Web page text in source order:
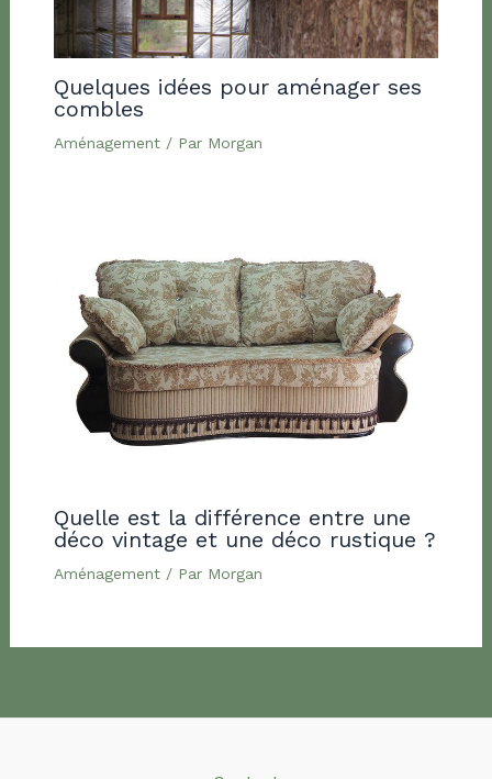
Quelques idées pour aménager ses
combles
Aménagement/ Par Morgan
Quelle est la différence entre une
déco vintage et une déco rustique ?
Aménagement/ Par Morgan